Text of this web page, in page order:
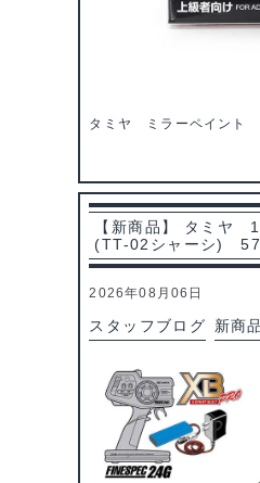
タミヤ ミラーペイント
【新商品】 タミヤ
(TT-02シャーシ)
2026年08月06日
スタッフブログ 新商